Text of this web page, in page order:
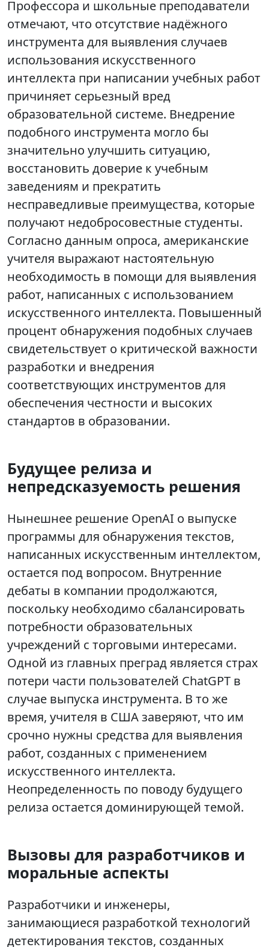
Профессора и школьные преподаватели
отмечают, что отсутствие надёжного
инструмента для выявления случаев
использования искусственного
интеллекта при написании учебных работ
причиняет серьезный вред
образовательной системе. Внедрение
подобного инструмента могло бы
значительно улучшить ситуацию,
восстановить доверие к учебным
заведениям и прекратить
несправедливые преимущества, которые
получают недобросовестные студенты.
Согласно данным опроса, американские
учителя выражают настоятельную
необходимость в помощи для выявления
работ, написанных с использованием
искусственного интеллекта. Повышенный
процент обнаружения подобных случаев
свидетельствует о критической важности
разработки и внедрения
соответствующих инструментов для
обеспечения честности и высоких
стандартов в образовании.
Будущее релиза и
непредсказуемость решения
Нынешнее решение OpenAI о выпуске
программы для обнаружения текстов,
написанных искусственным интеллектом,
остается под вопросом. Внутренние
дебаты в компании продолжаются,
поскольку необходимо сбалансировать
потребности образовательных
учреждений с торговыми интересами.
Одной из главных преград является страх
потери части пользователей ChatGPT в
случае выпуска инструмента. В то же
время, учителя в США заверяют, что им
срочно нужны средства для выявления
работ, созданных с применением
искусственного интеллекта.
Неопределенность по поводу будущего
релиза остается доминирующей темой.
Вызовы для разработчиков и
моральные аспекты
Разработчики и инженеры,
занимающиеся разработкой технологий
детектирования текстов, созданных